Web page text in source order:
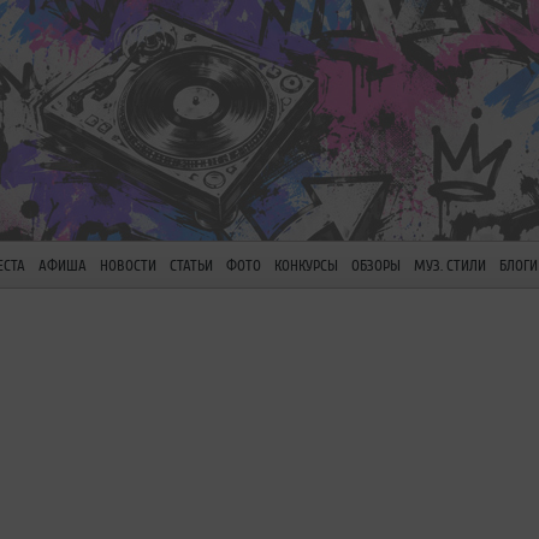
АФИША НОВОСТИ СТАТЬИ ФОТО КОНКУРСЫ ОБЗОРЫ МУЗ. СТИЛИ БЛОГИ